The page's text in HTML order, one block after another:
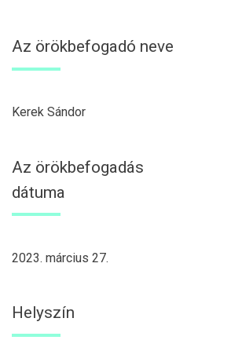
Az örökbefogadó neve
Kerek Sándor
Az örökbefogadás
dátuma
2023. március 27.
Helyszín